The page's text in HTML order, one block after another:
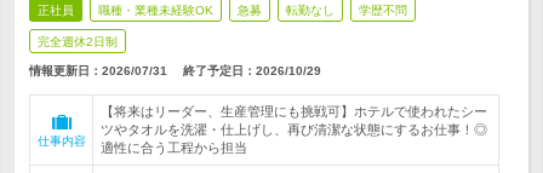
正社員 職種・業種未経験OK 急募 転勤なし 学歴不問
完全週休2日制
情報更新日：2026/07/31 終了予定日： 2026/10/29
仕事内容
【将来はリーダー、生産管理にも挑戦可】ホテルで使われたシー
ツやタオルを洗濯・仕上げし、再び清潔な状態にするお仕事！◎
適性に合う工程から担当